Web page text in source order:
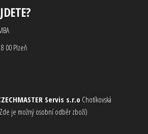
00 Plzeň
Servis s.r.o Chotíkovská
je možný osobní odběr zboží)